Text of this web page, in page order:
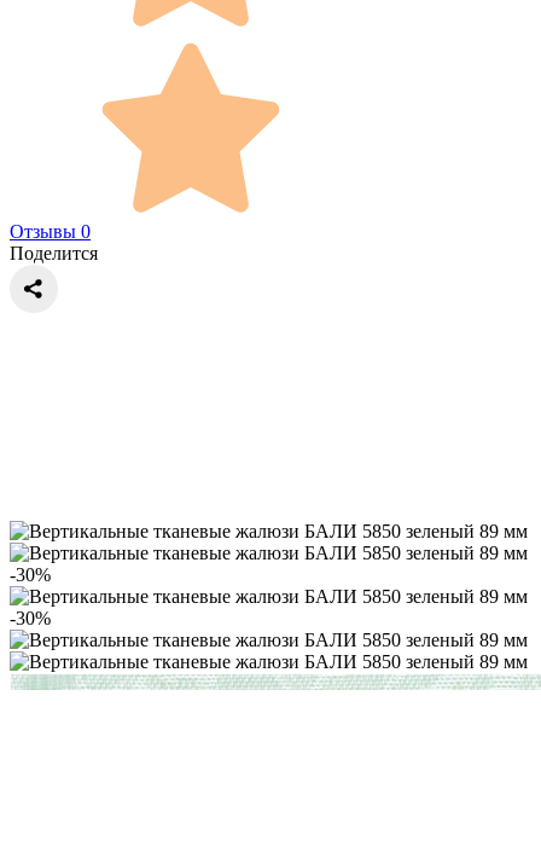
Отзывы 0
Поделится
-30%
-30%